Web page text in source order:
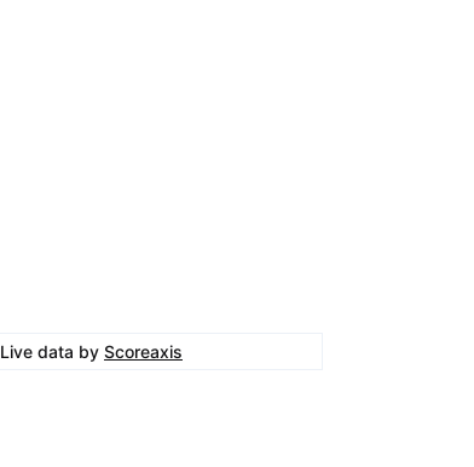
Live data by Scoreaxis